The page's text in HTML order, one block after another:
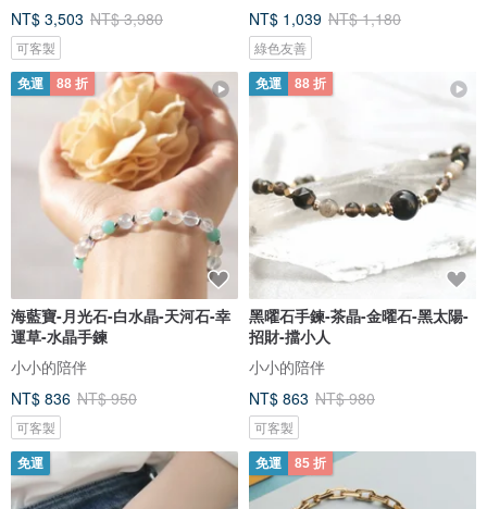
NT$ 3,503 NT$ 3,980
可客製
NT$ 1,039 NT$ 1,180
綠色友善
免運 88 折
海藍寶-月光石-白水晶-天河石-幸
運草-水晶手鍊
小小的陪伴
NT$ 836 NT$ 950
可客製
免運 88 折
黑曜石手鍊-茶晶-金曜石-黑太陽-
招財-擋小人
小小的陪伴
NT$ 863 NT$ 980
可客製
免運 免運 85 折